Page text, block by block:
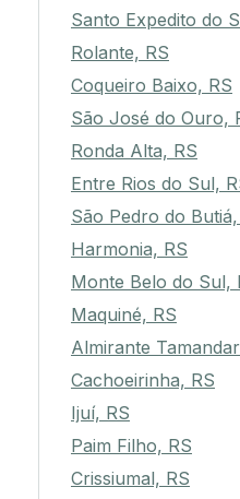
Santo Expedito do
Rolante, RS
Coqueiro Baixo, RS
São José do Ouro,
Ronda Alta, RS
Entre Rios do Sul,
São Pedro do Butiá,
Harmonia, RS
Monte Belo do Sul,
Maquiné, RS
Almirante
Cachoeirinha, RS
Ijuí, RS
Paim Filho, RS
Crissiumal, RS